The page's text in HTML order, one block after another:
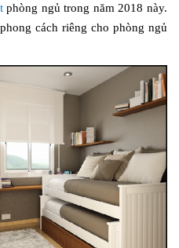
phòng ngủ trong năm 2018 này.
cách riêng cho phòng ngủ